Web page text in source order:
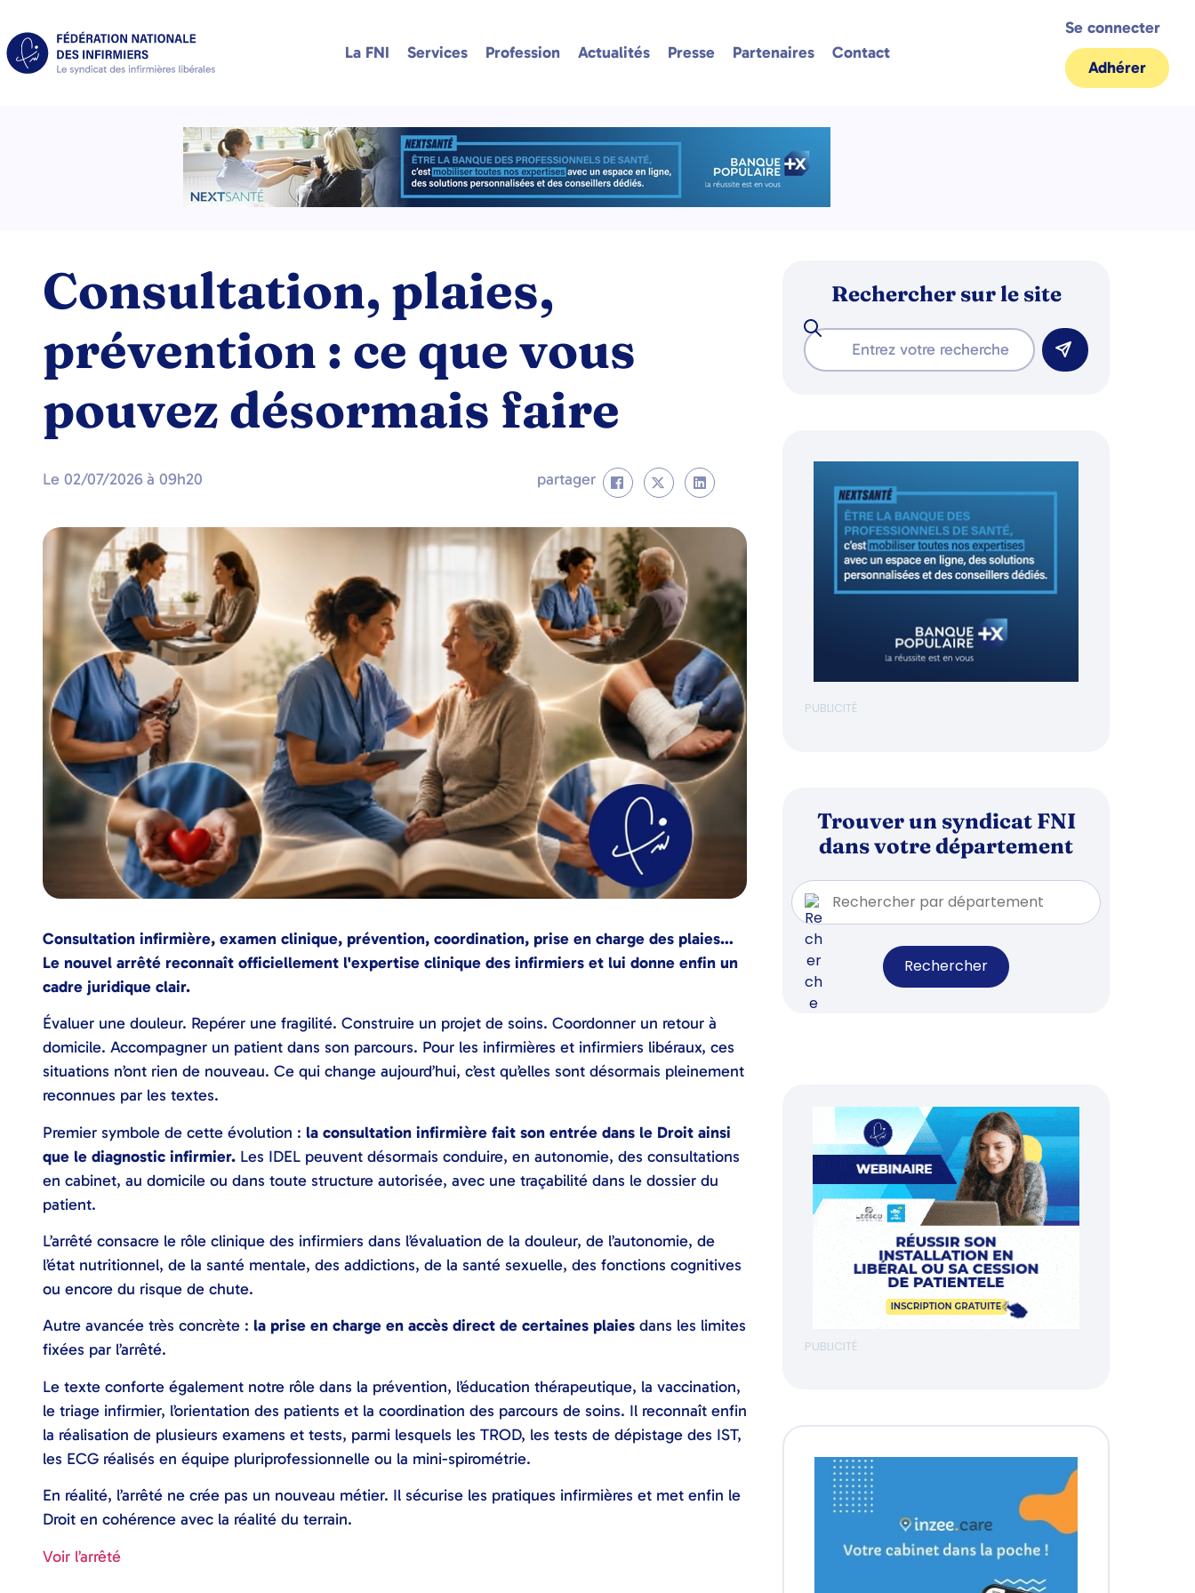
La FNI Services Profession Actualités Presse Partenaires Contact
Se connecter
Adhérer
Consultation, plaies,
prévention : ce que vous
pouvez désormais faire
Le 02/07/2026à 09h20 partager
Consultation infirmière, examen clinique, prévention, coordination, prise en charge des plaies…
Le nouvel arrêté reconnaît officiellement l'expertise clinique des infirmiers et lui donne enfin un
cadre juridique clair.
Évaluer une douleur. Repérer une fragilité. Construire un projet de soins. Coordonner un retour à
domicile. Accompagner un patient dans son parcours. Pour les infirmières et infirmiers libéraux, ces
situations n’ont rien de nouveau. Ce qui change aujourd’hui, c’est qu’elles sont désormais pleinement
reconnues par les textes.
Premier symbole de cette évolution : la consultation infirmière fait son entrée dans le Droit ainsi
que le diagnostic infirmier. Les IDEL peuvent désormais conduire, en autonomie, des consultations
en cabinet, au domicile ou dans toute structure autorisée, avec une traçabilité dans le dossier du
patient.
L’arrêté consacre le rôle clinique des infirmiers dans l’évaluation de la douleur, de l’autonomie, de
l’état nutritionnel, de la santé mentale, des addictions, de la santé sexuelle, des fonctions cognitives
ou encore du risque de chute.
Autre avancée très concrète : la prise en charge en accès direct de certaines plaies dans les limites
fixées par l’arrêté.
Le texte conforte également notre rôle dans la prévention, l’éducation thérapeutique, la vaccination,
le triage infirmier, l’orientation des patients et la coordination des parcours de soins. Il reconnaît enfin
la réalisation de plusieurs examens et tests, parmi lesquels les TROD, les tests de dépistage des IST,
les ECG réalisés en équipe pluriprofessionnelle ou la mini-spirométrie.
En réalité, l’arrêté ne crée pas un nouveau métier. Il sécurise les pratiques infirmières et met enfin le
Droit en cohérence avec la réalité du terrain.
Voir l’arrêté
Rechercher sur le site
PUBLICITÉ
Trouver un syndicat FNI
dans votre département
PUBLICITÉ